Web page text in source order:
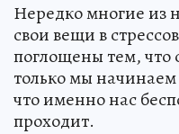
Нередко многие из
свои вещи в
поглощены тем, что
только мы начинаем
что именно нас
проходит.